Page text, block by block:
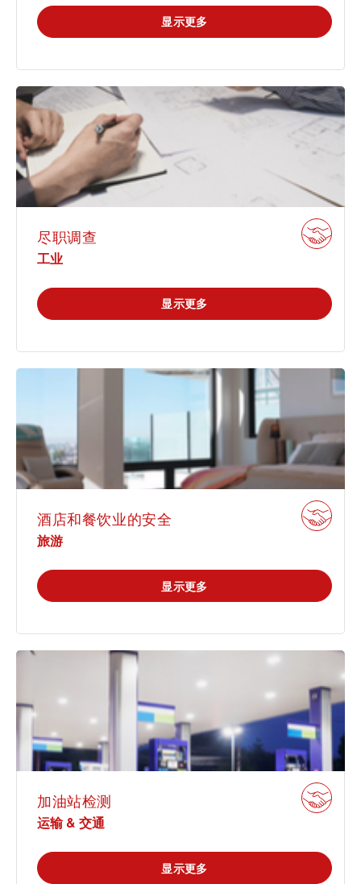
车辆
显示更多
尽职调查
工业
显示更多
酒店和餐饮业的安全
旅游
显示更多
加油站检测
运输 & 交通
显示更多